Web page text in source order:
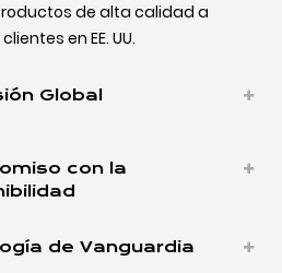
de alta calidad a
en EE. UU.
Global
con la
de Vanguardia